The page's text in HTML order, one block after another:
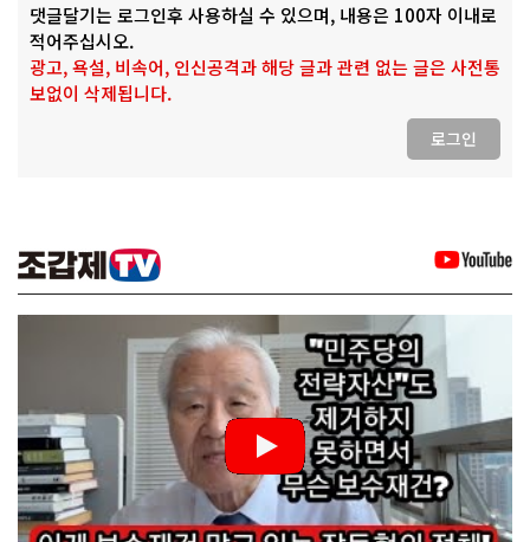
댓글달기는 로그인후 사용하실 수 있으며, 내용은 100자 이내로
적어주십시오.
광고, 욕설, 비속어, 인신공격과 해당 글과 관련 없는 글은 사전통
보없이 삭제됩니다.
로그인